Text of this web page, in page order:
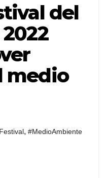
del
medio
, #MedioAmbiente